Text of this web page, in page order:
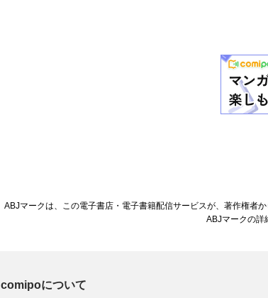
ABJマークは、この電子書店・電子書籍配信サービスが、著作権
ABJマークの詳
comipoについて